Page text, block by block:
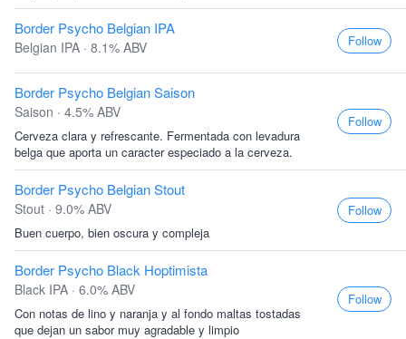
Border Psycho Belgian IPA
Belgian IPA · 8.1% ABV Follow
Border Psycho Belgian Saison
Saison · 4.5% ABV
Cerveza clara y refrescante. Fermentada con levadura
belga que aporta un caracter especiado a la cerveza.
Follow
Border Psycho Belgian Stout
Stout · 9.0% ABV
Buen cuerpo, bien oscura y compleja
Follow
Border Psycho Black Hoptimista
Black IPA · 6.0% ABV
Con notas de lino y naranja y al fondo maltas tostadas
que dejan un sabor muy agradable y limpio
Follow